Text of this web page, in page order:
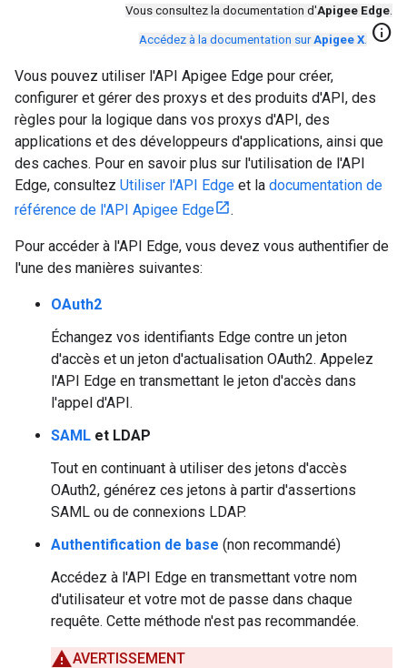
Vous consultez la documentation d'Apigee Edge.
Accédez à la documentation surApigee X. info
Vous pouvez utiliser l'API Apigee Edge pour créer,
configurer et gérer des proxys et des produits d'API, des
règles pour la logique dans vos proxys d'API, des
applications et des développeurs d'applications, ainsi que
des caches. Pour en savoir plus sur l'utilisation de l'API
Edge, consultez Utiliser l'API Edge et la documentation de
référence de l'API Apigee Edge
.
Pour accéder à l'API Edge, vous devez vous authentifier de
l'une des manières suivantes:
OAuth2
Échangez vos identifiants Edge contre un jeton
d'accès et un jeton d'actualisation OAuth2. Appelez
l'API Edge en transmettant le jeton d'accès dans
l'appel d'API.
SAML et LDAP
Tout en continuant à utiliser des jetons d'accès
OAuth2, générez ces jetons à partir d'assertions
SAML ou de connexions LDAP.
Authentification de base (non recommandé)
Accédez à l'API Edge en transmettant votre nom
d'utilisateur et votre mot de passe dans chaque
requête. Cette méthode n'est pas recommandée.
AVERTISSEMENT